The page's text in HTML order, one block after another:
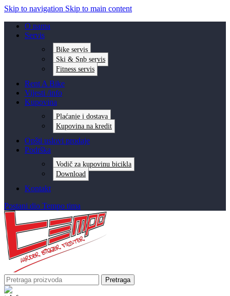
Skip to navigation Skip to main content
O nama
Servis
Bike servis
Ski & Snb servis
Fitness servis
Rent A Bike
Vijesti /info
Kupovina
Plaćanje i dostava
Kupovina na kredit
Opšti uslovi prodaje
Podrška
Vodič za kupovinu bicikla
Download
Kontakt
Postani dio Tempo tima
Pretraga